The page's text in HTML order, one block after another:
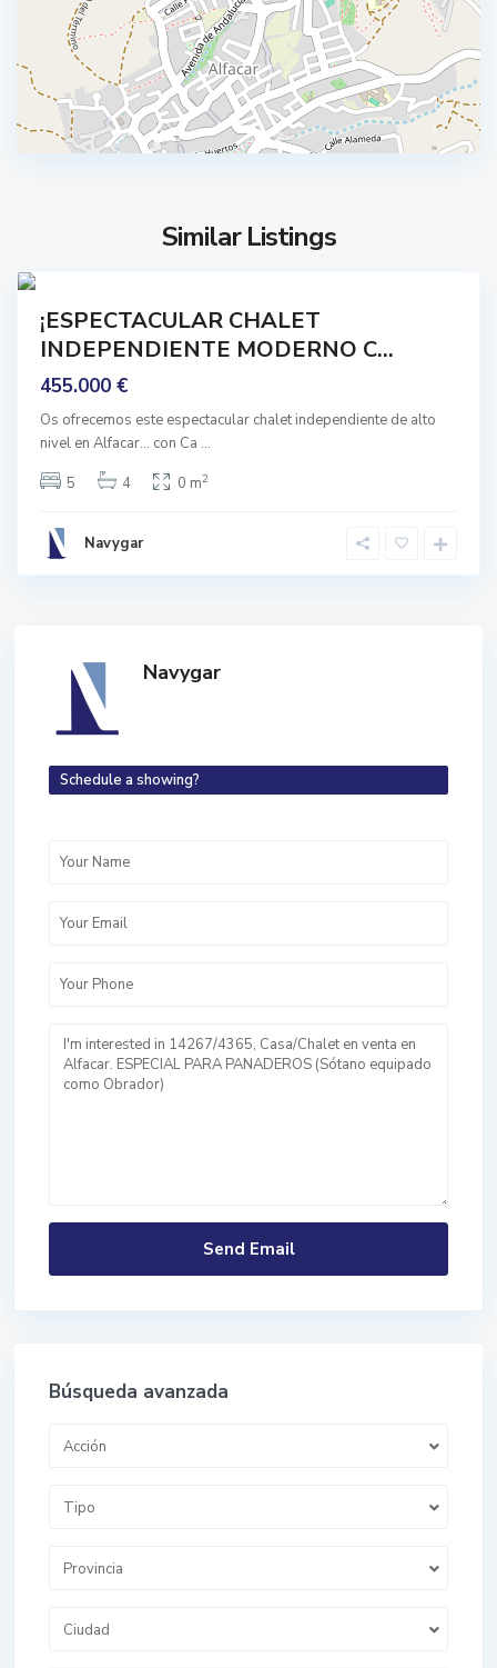
Similar Listings
,
¡ESPECTACULAR CHALET
INDEPENDIENTE MODERNO C...
455.000 €
Os ofrecemos este espectacular chalet independiente de alto
nivel en Alfacar… con Ca ...
5
4 0 m2
Navygar
Navygar
Schedule a showing?
Búsqueda avanzada
Acción
Tipo
Provincia
Ciudad